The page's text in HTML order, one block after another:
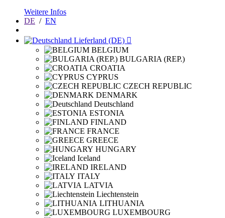
Weitere Infos
DE / EN
Lieferland (DE) 
BELGIUM
BULGARIA (REP.)
CROATIA
CYPRUS
CZECH REPUBLIC
DENMARK
Deutschland
ESTONIA
FINLAND
FRANCE
GREECE
HUNGARY
Iceland
IRELAND
ITALY
LATVIA
Liechtenstein
LITHUANIA
LUXEMBOURG